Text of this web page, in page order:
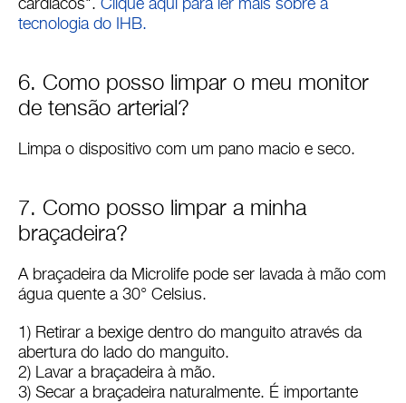
cardíacos". Clique aqui para ler mais sobre a
tecnologia do IHB.
6. Como posso limpar o meu monitor
de tensão arterial?
Limpa o dispositivo com um pano macio e seco.
7. Como posso limpar a minha
braçadeira?
A braçadeira da Microlife pode ser lavada à mão com
água quente a 30° Celsius.
1) Retirar a bexige dentro do manguito através da
abertura do lado do manguito.
2) Lavar a braçadeira à mão.
3) Secar a braçadeira naturalmente. É importante